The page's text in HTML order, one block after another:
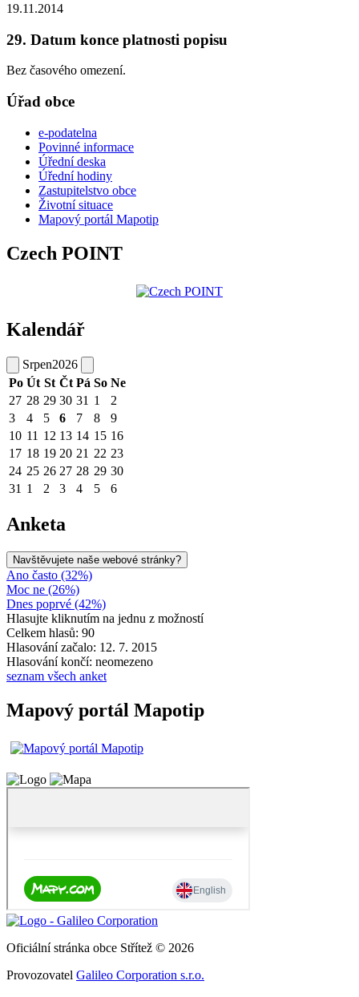
19.11.2014
29. Datum konce platnosti popisu
Bez časového omezení.
Úřad obce
e-podatelna
Povinné informace
Úřední deska
Úřední hodiny
Zastupitelstvo obce
Životní situace
Mapový portál Mapotip
Czech POINT
Kalendář
Srpen2026
Po Út St Čt Pá So Ne
27 28 29 30 31 1
2
3
4 5 6 7 8
9
10 11 12 13 14 15 16
17 18 19 20 21 22 23
24 25 26 27 28 29 30
31 1 2 3 4 5 6
Anketa
Navštěvujete naše webové stránky?
Ano často (32%)
Moc ne (26%)
Dnes poprvé (42%)
Hlasujte kliknutím na jednu z možností
Celkem hlasů: 90
Hlasování začalo: 12. 7. 2015
Hlasování končí: neomezeno
seznam všech anket
Mapový portál Mapotip
Oficiální stránka obce Střítež © 2026
Provozovatel Galileo Corporation s.r.o.